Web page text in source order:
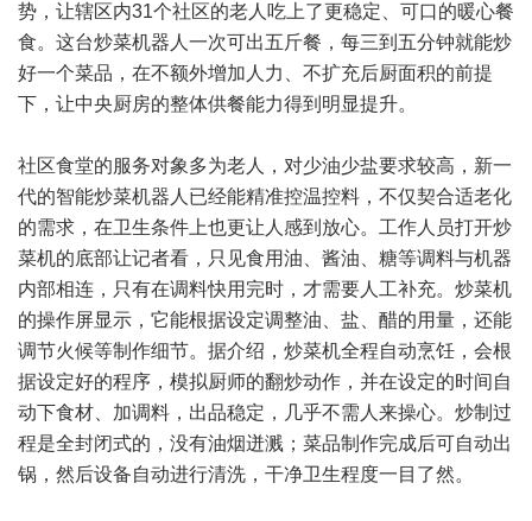
势，让辖区内31个社区的老人吃上了更稳定、可口的暖心餐
食。这台炒菜机器人一次可出五斤餐，每三到五分钟就能炒
好一个菜品，在不额外增加人力、不扩充后厨面积的前提
下，让中央厨房的整体供餐能力得到明显提升。
社区食堂的服务对象多为老人，对少油少盐要求较高，新一
代的智能炒菜机器人已经能精准控温控料，不仅契合适老化
的需求，在卫生条件上也更让人感到放心。工作人员打开炒
菜机的底部让记者看，只见食用油、酱油、糖等调料与机器
内部相连，只有在调料快用完时，才需要人工补充。炒菜机
的操作屏显示，它能根据设定调整油、盐、醋的用量，还能
调节火候等制作细节。据介绍，炒菜机全程自动烹饪，会根
据设定好的程序，模拟厨师的翻炒动作，并在设定的时间自
动下食材、加调料，出品稳定，几乎不需人来操心。炒制过
程是全封闭式的，没有油烟迸溅；菜品制作完成后可自动出
锅，然后设备自动进行清洗，干净卫生程度一目了然。